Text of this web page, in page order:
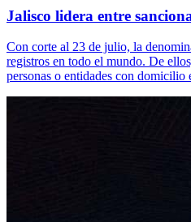
Jalisco lidera entre
Con corte al 23 de julio, la
registros en todo el mundo. De
personas o entidades con domicilio